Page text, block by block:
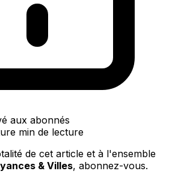
aux abonnés
min de lecture
de cet article et à l'ensemble
& Villes, abonnez-vous.